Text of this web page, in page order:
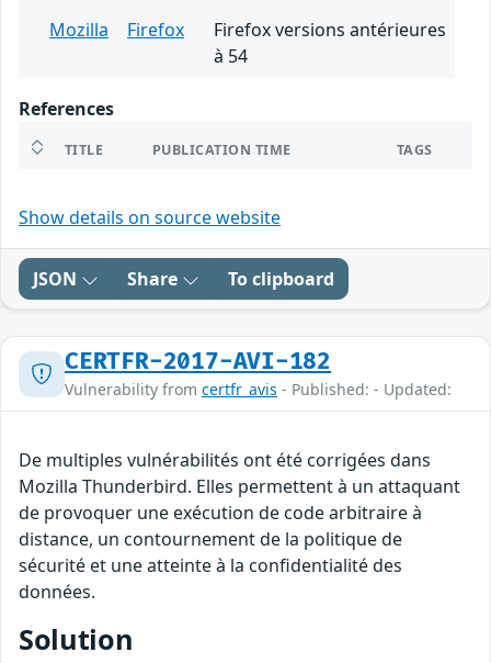
Mozilla
Firefox
Firefox versions antérieures
à 54
References
TITLE PUBLICATION TIME TAGS
Show details on source website
JSON Share To clipboard
CERTFR-2017-AVI-182
Vulnerability from certfr_avis - Published: - Updated:
De multiples vulnérabilités ont été corrigées dans
Mozilla Thunderbird. Elles permettent à un attaquant
de provoquer une exécution de code arbitraire à
distance, un contournement de la politique de
sécurité et une atteinte à la confidentialité des
données.
Solution